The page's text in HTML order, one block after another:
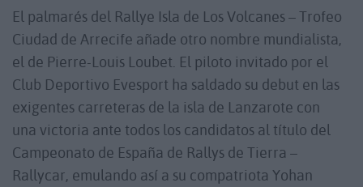
El palmarés del Rallye Isla de Los Volcanes – Trofeo
Ciudad de Arrecife añade otro nombre mundialista,
el de Pierre-Louis Loubet. El piloto invitado por el
Club Deportivo Evesport ha saldado su debut en las
exigentes carreteras de la isla de Lanzarote con
una victoria ante todos los candidatos al título del
Campeonato de España de Rallys de Tierra –
Rallycar, emulando así a su compatriota Yohan